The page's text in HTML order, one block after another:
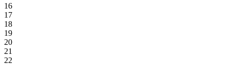
16
17
18
19
20
21
22